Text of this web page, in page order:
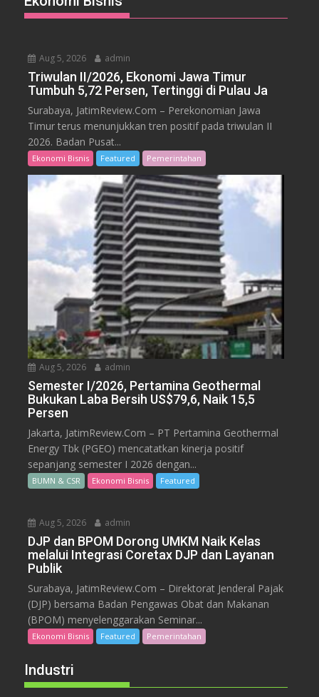
Aug 5, 2026 admin
Triwulan II/2026, Ekonomi Jawa Timur
Tumbuh 5,72 Persen, Tertinggi di Pulau Ja
Surabaya, JatimReview.Com – Perekonomian Jawa
Timur terus menunjukkan tren positif pada triwulan II
2026. Badan Pusat...
Ekonomi Bisnis Featured Pemerintahan
Aug 5, 2026 admin
Semester I/2026, Pertamina Geothermal
Bukukan Laba Bersih US$79,6, Naik 15,5
Persen
Jakarta, JatimReview.Com – PT Pertamina Geothermal
Energy Tbk (PGEO) mencatatkan kinerja positif
sepanjang semester I 2026 dengan...
BUMN & CSR Ekonomi Bisnis Featured
Aug 5, 2026 admin
DJP dan BPOM Dorong UMKM Naik Kelas
melalui Integrasi Coretax DJP dan Layanan
Publik
Surabaya, JatimReview.Com – Direktorat Jenderal Pajak
(DJP) bersama Badan Pengawas Obat dan Makanan
(BPOM) menyelenggarakan Seminar...
Ekonomi Bisnis Featured Pemerintahan
Industri